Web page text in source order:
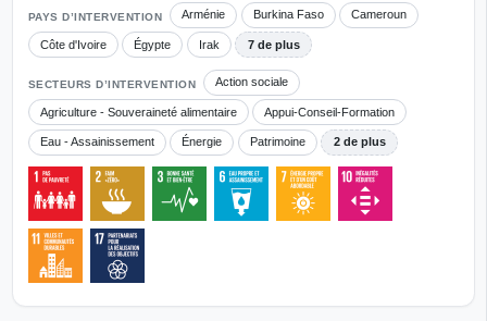
PAYS D’INTERVENTION Arménie Burkina Faso Cameroun
Côte d'Ivoire Égypte Irak 7 de plus
SECTEURS D’INTERVENTION Action sociale
Agriculture - Souveraineté alimentaire Appui-Conseil-Formation
Eau - Assainissement Énergie Patrimoine 2 de plus